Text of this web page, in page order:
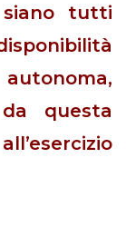
tutti
questa